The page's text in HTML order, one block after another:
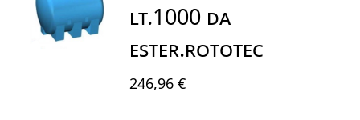
LT.1000 DA
ESTER.ROTOTEC
246,96 €